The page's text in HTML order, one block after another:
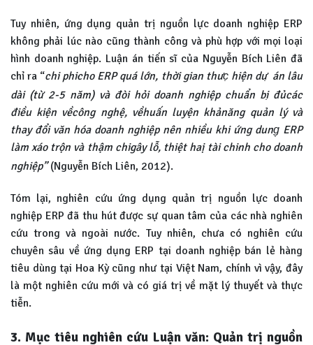
Tuy nhiên, ứng dụng quản trị nguồn lực doanh nghiệp ERP
không phải lúc nào cũng thành công và phù hợp với mọi loại
hình doanh nghiệp. Luận án tiến sĩ của Nguyễn Bích Liên đã
chỉ ra “chi phicho ERP quá lớn, thời gian thưc̣ hiện dư ̣ án lâu
dài (từ 2-5 năm) và đòi hỏi doanh nghiệp chuẩn bi ̣đủcác
điều kiện vềcông nghệ, vềhuấn luyện khảnăng quản lý và
thay đổi văn hóa doanh nghiệp nên nhiều khi ứng dung̣ ERP
làm xáo trộn và thậm chigây lỗ, thiệt haị tài chinh cho doanh
nghiệp”(Nguyễn Bích Liên, 2012).
Tóm lại, nghiên cứu ứng dụng quản trị nguồn lực doanh
nghiệp ERP đã thu hút được sự quan tâm của các nhà nghiên
cứu trong và ngoài nước. Tuy nhiên, chưa có nghiên cứu
chuyên sâu về ứng dụng ERP tại doanh nghiệp bán lẻ hàng
tiêu dùng tại Hoa Kỳ cũng như tại Việt Nam, chính vì vậy, đây
là một nghiên cứu mới và có giá trị về mặt lý thuyết và thực
tiễn.
3. Mục tiêu nghiên cứu Luận văn: Quản trị nguồn